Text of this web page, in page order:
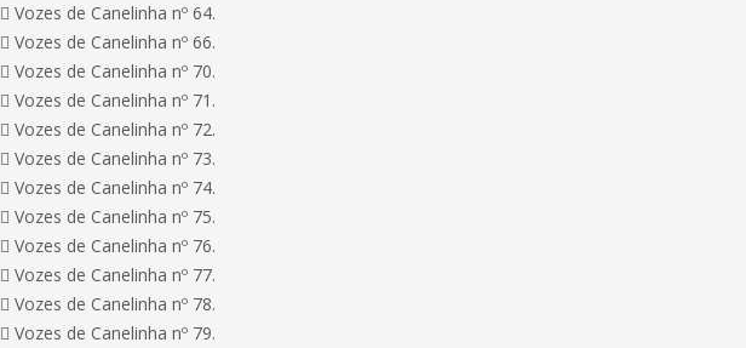
 Vozes de Canelinha nº 64.
 Vozes de Canelinha nº 66.
 Vozes de Canelinha nº 70.
 Vozes de Canelinha nº 71.
 Vozes de Canelinha nº 72.
 Vozes de Canelinha nº 73.
 Vozes de Canelinha nº 74.
 Vozes de Canelinha nº 75.
 Vozes de Canelinha nº 76.
 Vozes de Canelinha nº 77.
 Vozes de Canelinha nº 78.
 Vozes de Canelinha nº 79.